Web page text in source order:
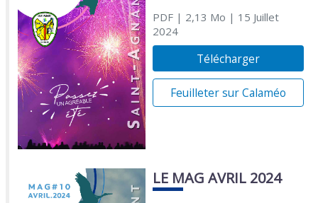
PDF| 2,13 Mo | 15 Juillet
2024
Télécharger
Feuilleter sur Calaméo
LE MAG AVRIL 2024